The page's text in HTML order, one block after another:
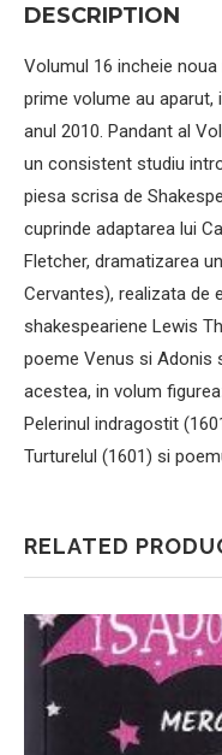
DESCRIPTION
Volumul 16 incheie
prime volume au aparut,
anul 2010. Pandant al
un consistent studiu
piesa scrisa de
cuprinde adaptarea lui
Fletcher, dramatizarea
Cervantes), realizata de
shakespeariene Lewis
poeme Venus si Adonis
acestea, in volum
Pelerinul indragostit
Turturelul (1601) si
RELATED